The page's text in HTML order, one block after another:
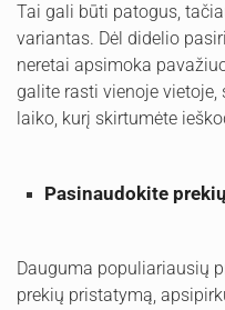
Tai gali būti patogus,
variantas. Dėl didelio
neretai apsimoka
galite rasti vienoje
laiko, kurį skirtumėte
Pasinaudokite
Dauguma populiariausių
prekių pristatymą,